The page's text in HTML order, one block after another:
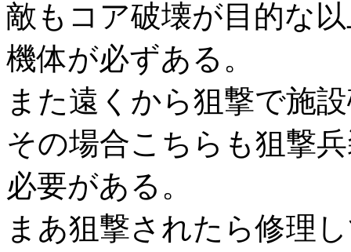
敵もコア破壊が目的な
機体が必ずある。
また遠くから狙撃で施
その場合こちらも狙撃
必要がある。
まあ狙撃されたら修理